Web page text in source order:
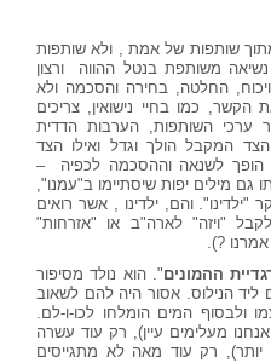
שותפות של אמת , ולא שותפות
משותפת בנטל ההווה ורצון
החלטה, בחירה והסכמה ולא
כמו בחיי נישואין, צריכים
ערכי השותפות, הערבות הדדית
המקבל הולך וגדל ואילו הצד
הופך לשנאה וההסכמה לכפיה–
גם מילים יפות שיסתיימו ב"עמנו",
"ילדינו". והם, ילדינו , אשר רואים
"ויזה" לארה"ב או "אזרחות"
?).
ההמונים". הוא נולד מסיפור
הנילוס. אסור היה להם לשאוב
המים הומלחו לכו-ו-לם.
מעלימים עיין), רק עוד עשרה
רק עוד מאה לא מתגייסים